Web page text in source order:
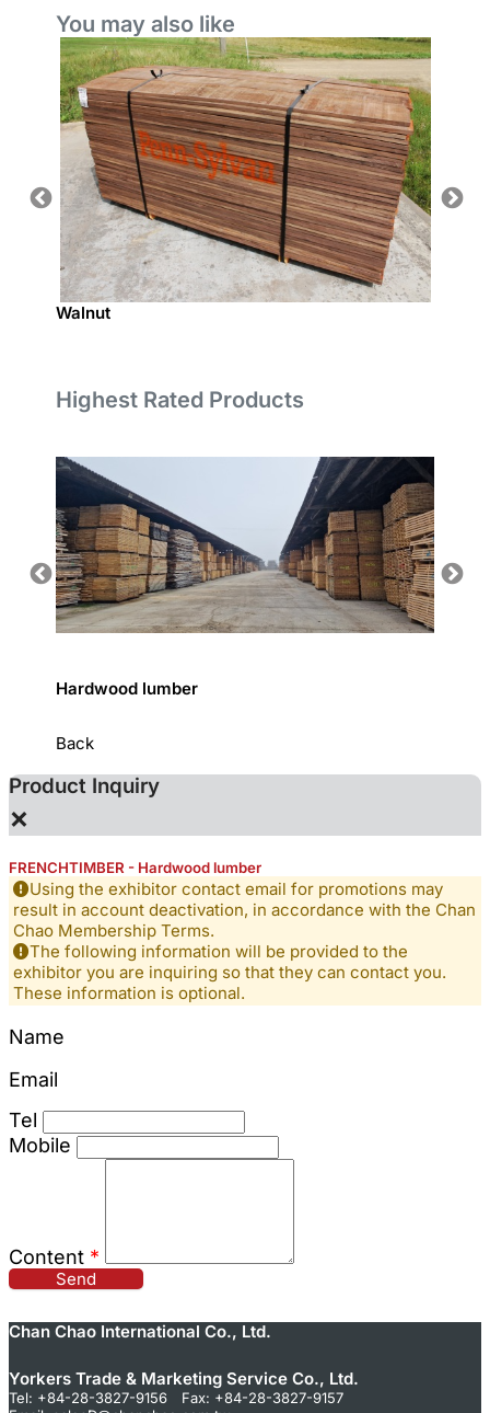
You may also like
Walnut
Highest Rated Products
Hardwood lumber
Back
Product Inquiry
×
FRENCHTIMBER - Hardwood lumber
Using the exhibitor contact email for promotions may
result in account deactivation, in accordance with the Chan
Chao Membership Terms.
The following information will be provided to the
exhibitor you are inquiring so that they can contact you.
These information is optional.
Name
Email
Tel
Mobile
Content *
Send
Chan Chao International Co., Ltd.
Yorkers Trade & Marketing Service Co., Ltd.
Tel: +84-28-3827-9156 Fax: +84-28-3827-9157